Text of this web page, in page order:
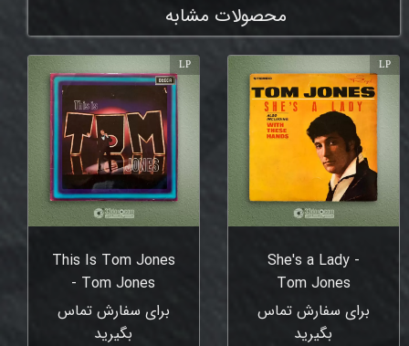
محصولات مشابه
She's a Lady -
Tom Jones
برای سفارش تماس
بگیرید
LP
This Is Tom Jones
- Tom Jones
برای سفارش تماس
بگیرید
LP